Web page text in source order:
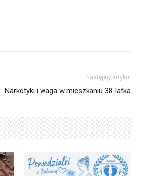
Następny artykuł
Narkotyki i waga w mieszkaniu 38-latka